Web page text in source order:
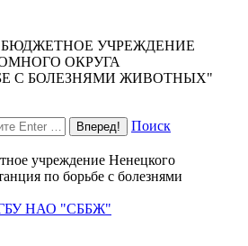
УЧРЕЖДЕНИЕ
ОКРУГА
С БОЛЕЗНЯМИ ЖИВОТНЫХ"
Поиск
учреждение Ненецкого
по борьбе с болезнями